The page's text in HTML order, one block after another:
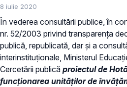
8 iulie 2020
În vederea consultării publice, în
nr. 52/2003 privind transparenţa
publică, republicată, dar și a
interinstituționale, Ministerul
Cercetării publică proiectul de
funcționarea unităților de